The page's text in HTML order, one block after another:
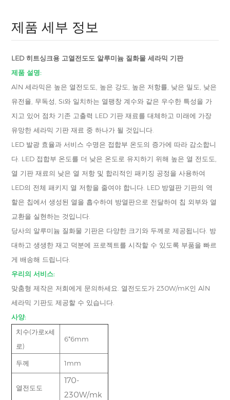
제품 세부 정보
LED 히트싱크용 고열전도도 알루미늄 질화물 세라믹 기판
제품 설명:
AlN 세라믹은 높은 열전도도, 높은 강도, 높은 저항률, 낮은 밀도, 낮은
유전율, 무독성, Si와 일치하는 열팽창 계수와 같은 우수한 특성을 가
지고 있어 점차 기존 고출력 LED 기판 재료를 대체하고 미래에 가장
유망한 세라믹 기판 재료 중 하나가 될 것입니다.
LED 발광 효율과 서비스 수명은 접합부 온도의 증가에 따라 감소합니
다. LED 접합부 온도를 더 낮은 온도로 유지하기 위해 높은 열 전도도,
열 기판 재료의 낮은 열 저항 및 합리적인 패키징 공정을 사용하여
LED의 전체 패키지 열 저항을 줄여야 합니다. LED 방열판 기판의 역
할은 칩에서 생성된 열을 흡수하여 방열판으로 전달하여 칩 외부와 열
교환을 실현하는 것입니다.
당사의 알루미늄 질화물 기판은 다양한 크기와 두께로 제공됩니다. 방
대하고 생생한 재고 덕분에 프로젝트를 시작할 수 있도록 부품을 빠르
게 배송해 드립니다.
우리의 서비스:
맞춤형 제작은 저희에게 문의하세요. 열전도도가 230W/mK인 AlN
세라믹 기판도 제공할 수 있습니다.
사양:
치수(가로x세
로)
6*6mm
두께 1mm
열전도도
170-
230W/mk